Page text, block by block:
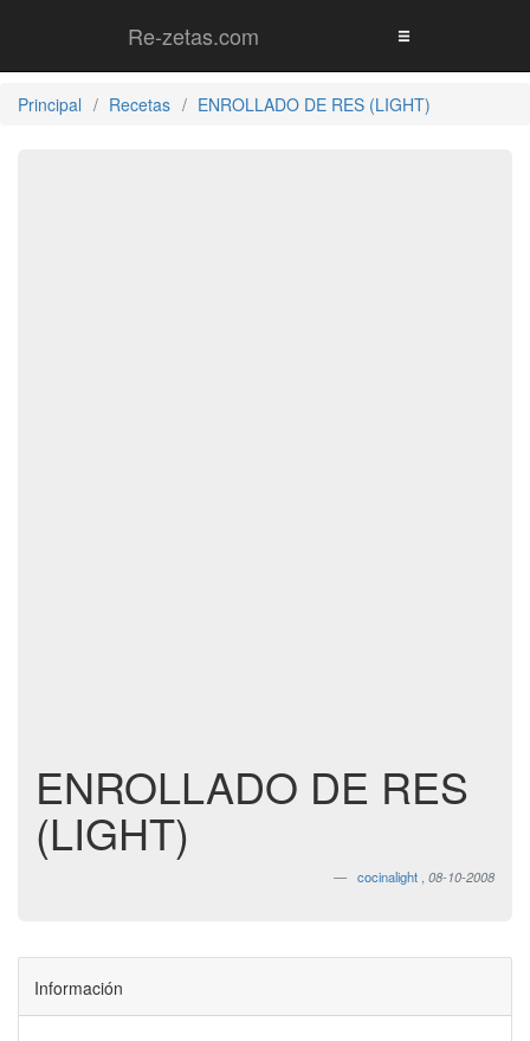
Re-zetas.com
Principal Recetas ENROLLADO DE RES (LIGHT)
ENROLLADO DE RES
(LIGHT)
cocinalight 08-10-2008
Información